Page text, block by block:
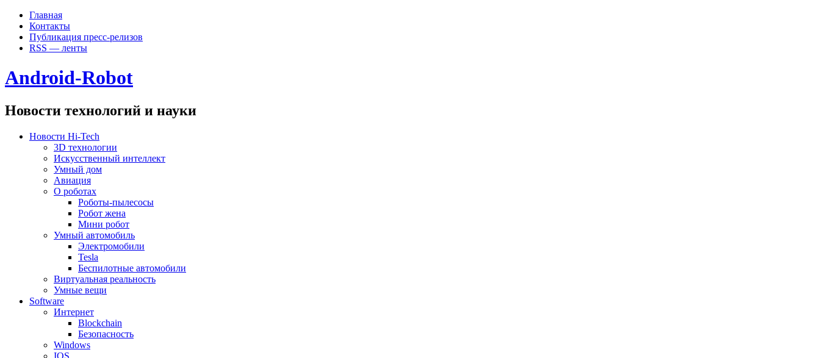
Главная
Контакты
Публикация пресс-релизов
RSS — ленты
Android-Robot
Новости технологий и науки
Новости Hi-Tech
3D технологии
Искусственный интеллект
Умный дом
Авиация
О роботах
Роботы-пылесосы
Робот жена
Мини робот
Умный автомобиль
Электромобили
Tesla
Беспилотные автомобили
Виртуальная реальность
Умные вещи
Software
Интернет
Blockchain
Безопасность
Windows
IOS